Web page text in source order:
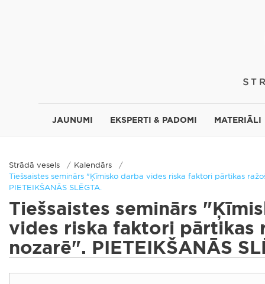
JAUNUMI EKSPERTI & PADOMI MATERIĀLI
Strādā vesels
Kalendārs
Tiešsaistes seminārs "Ķīmisko darba vides riska faktori pārtikas
PIETEIKŠANĀS SLĒGTA.
Tiešsaistes seminārs
vides riska faktori pārtikas
nozarē". PIETEIKŠANĀS